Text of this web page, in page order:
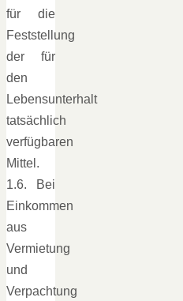
für die
Feststellung
der für
den
Lebensunterhalt
tatsächlich
verfügbaren
Mittel.
1.6. Bei
Einkommen
aus
Vermietung
und
Verpachtung